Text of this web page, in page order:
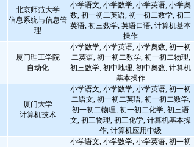
北京师范大学
信息系统与信息管
理
小学语文, 小学数学, 小学英语, 小学奥
数, 初一初二英语, 初一初二数学, 初三
英语, 初三数学, 英语口语, 计算机基本
操作
厦门理工学院
自动化
小学数学, 小学英语, 小学奥数, 初一初
二英语, 初一初二数学, 初一初二物理,
初三数学, 初中地理, 初中奥数, 计算机
基本操作
厦门大学
计算机技术
小学语文, 小学数学, 小学英语, 初一初
二语文, 初一初二英语, 初一初二数学,
初一初二物理, 初一初二化学, 初三语
文, 初三物理, 初三化学, 计算机基本操
作, 计算机应用中级
小学语文, 小学数学, 小学英语, 初一初